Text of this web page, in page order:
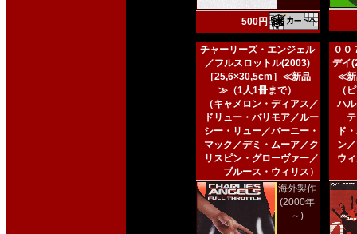
500円
チャーリーズ・エンジェル
／フルスロットル(2003)
［25,6×30,5cm］≪新品
≫（1人1冊まで）
（キャメロン・ディアス／
ドリュー・バリモア／ルー
シー・リュー／バーニー・
マック／デミ・ムーア／ク
リスピン・グローヴァー／
ブルース・ウィリス）
海外製作
(2000年
～)
００
デイ
≪新
（
ハ
ド
ン
ウ